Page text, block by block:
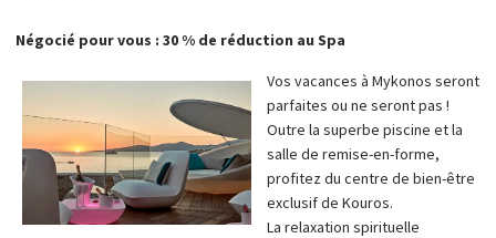
Négocié pour vous : 30 % de réduction au Spa
Vos vacances à Mykonos seront
parfaites ou ne seront pas !
Outre la superbe piscine et la
salle de remise-en-forme,
profitez du centre de bien-être
exclusif de Kouros.
La relaxation spirituelle